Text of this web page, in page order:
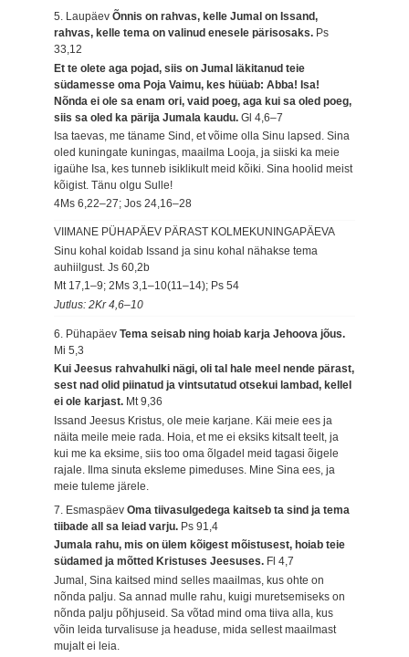
5. LaupäevÕnnis on rahvas, kelle Jumal on Issand,
rahvas, kelle tema on valinud enesele pärisosaks. Ps
33,12
Et te olete aga pojad, siis on Jumal läkitanud teie
südamesse oma Poja Vaimu, kes hüüab: Abba! Isa!
Nõnda ei ole sa enam ori, vaid poeg, aga kui sa oled poeg,
siis sa oled ka pärija Jumala kaudu.Gl 4,6–7
Isa taevas, me täname Sind, et võime olla Sinu lapsed. Sina
oled kuningate kuningas, maailma Looja, ja siiski ka meie
igaühe Isa, kes tunneb isiklikult meid kõiki. Sina hoolid meist
kõigist. Tänu olgu Sulle!
4Ms 6,22–27; Jos 24,16–28
VIIMANE PÜHAPÄEV PÄRAST KOLMEKUNINGAPÄEVA
Sinu kohal koidab Issand ja sinu kohal nähakse tema
auhiilgust.Js 60,2b
Mt 17,1–9; 2Ms 3,1–10(11–14); Ps 54
Jutlus: 2Kr 4,6–10
6. PühapäevTema seisab ning hoiab karja Jehoova jõus.
Mi 5,3
Kui Jeesus rahvahulki nägi, oli tal hale meel nende pärast,
sest nad olid piinatud ja vintsutatud otsekui lambad, kellel
ei ole karjast. Mt 9,36
Issand Jeesus Kristus, ole meie karjane. Käi meie ees ja
näita meile meie rada. Hoia, et me ei eksiks kitsalt teelt, ja
kui me ka eksime, siis too oma õlgadel meid tagasi õigele
rajale. Ilma sinuta eksleme pimeduses. Mine Sina ees, ja
meie tuleme järele.
7. EsmaspäevOma tiivasulgedega kaitseb ta sind ja tema
tiibade all sa leiad varju. Ps 91,4
Jumala rahu, mis on ülem kõigest mõistusest, hoiab teie
südamed ja mõtted Kristuses Jeesuses. Fl 4,7
Jumal, Sina kaitsed mind selles maailmas, kus ohte on
nõnda palju. Sa annad mulle rahu, kuigi muretsemiseks on
nõnda palju põhjuseid. Sa võtad mind oma tiiva alla, kus
võin leida turvalisuse ja headuse, mida sellest maailmast
mujalt ei leia.